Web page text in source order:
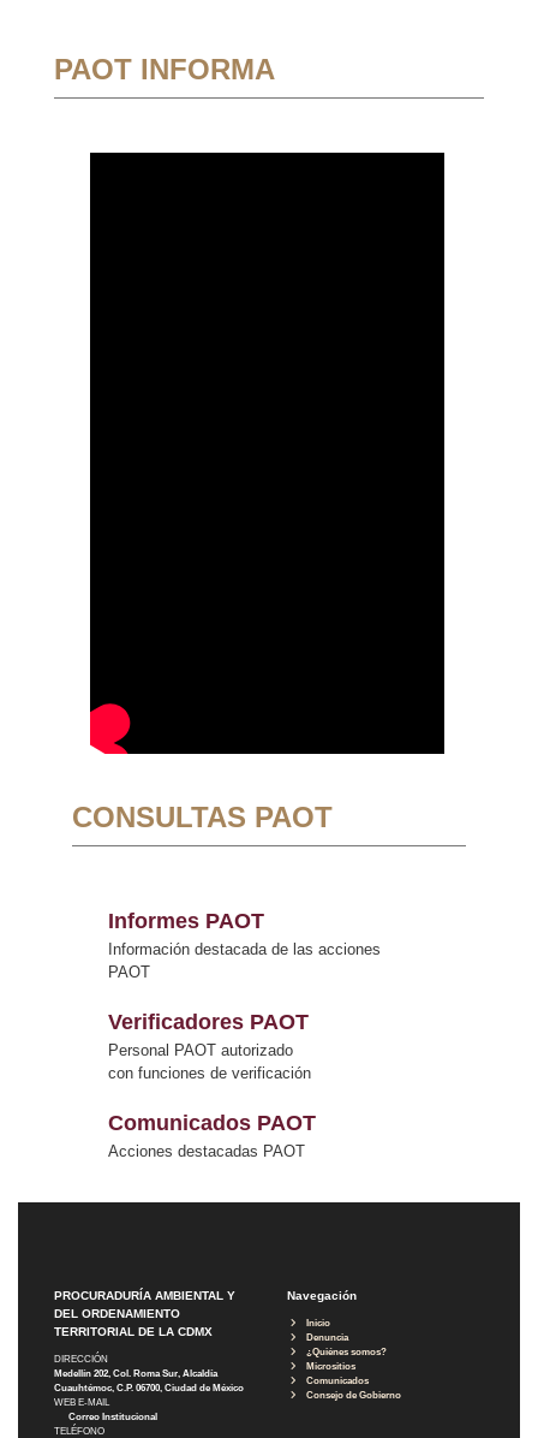
PAOT INFORMA
CONSULTAS PAOT
Informes PAOT
Información destacada de las acciones
PAOT
Verificadores PAOT
Personal PAOT autorizado
con funciones de verificación
Comunicados PAOT
Acciones destacadas PAOT
PROCURADURÍA AMBIENTAL Y
DEL ORDENAMIENTO
TERRITORIAL DE LA CDMX
DIRECCIÓN
Medellín 202, Col. Roma Sur, Alcaldía
Cuauhtémoc, C.P. 06700, Ciudad de México
WEB E-MAIL
Correo Institucional
TELÉFONO
Navegación
Inicio
Denuncia
¿Quiénes somos?
Micrositios
Comunicados
Consejo de Gobierno